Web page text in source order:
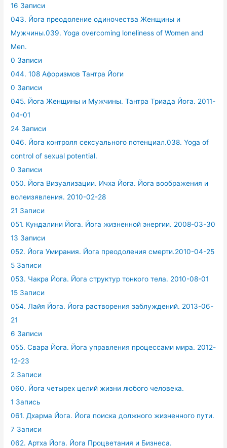
16 Записи
043. Йога преодоление одиночества Женщины и
Мужчины.039. Yoga overcoming loneliness of Women and
Men.
0 Записи
044. 108 Афоризмов Тантра Йоги
0 Записи
045. Йога Женщины и Мужчины. Тантра Триада Йога. 2011-
04-01
24 Записи
046. Йога контроля сексуального потенциал.038. Yoga of
control of sexual potential.
0 Записи
050. Йога Визуализации. Ичха Йога. Йога воображения и
волеизявления. 2010-02-28
21 Записи
051. Кундалини Йога. Йога жизненной энергии. 2008-03-30
13 Записи
052. Йога Умирания. Йога преодоления смерти.2010-04-25
5 Записи
053. Чакра Йога. Йога структур тонкого тела. 2010-08-01
15 Записи
054. Лайя Йога. Йога растворения заблуждений. 2013-06-
21
6 Записи
055. Свара Йога. Йога управления процессами мира. 2012-
12-23
2 Записи
060. Йога четырех целий жизни любого человека.
1 Запись
061. Дхарма Йога. Йога поиска должного жизненного пути.
7 Записи
062. Артха Йога. Йога Процветания и Бизнеса.